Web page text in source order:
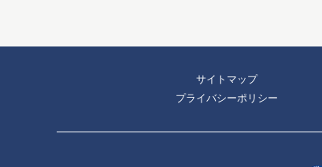
サイトマップ
プライバシーポリシー